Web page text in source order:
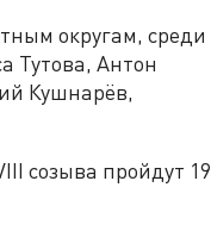
округам, среди
Тутова, Антон
Кушнарёв,
созыва пройдут 19